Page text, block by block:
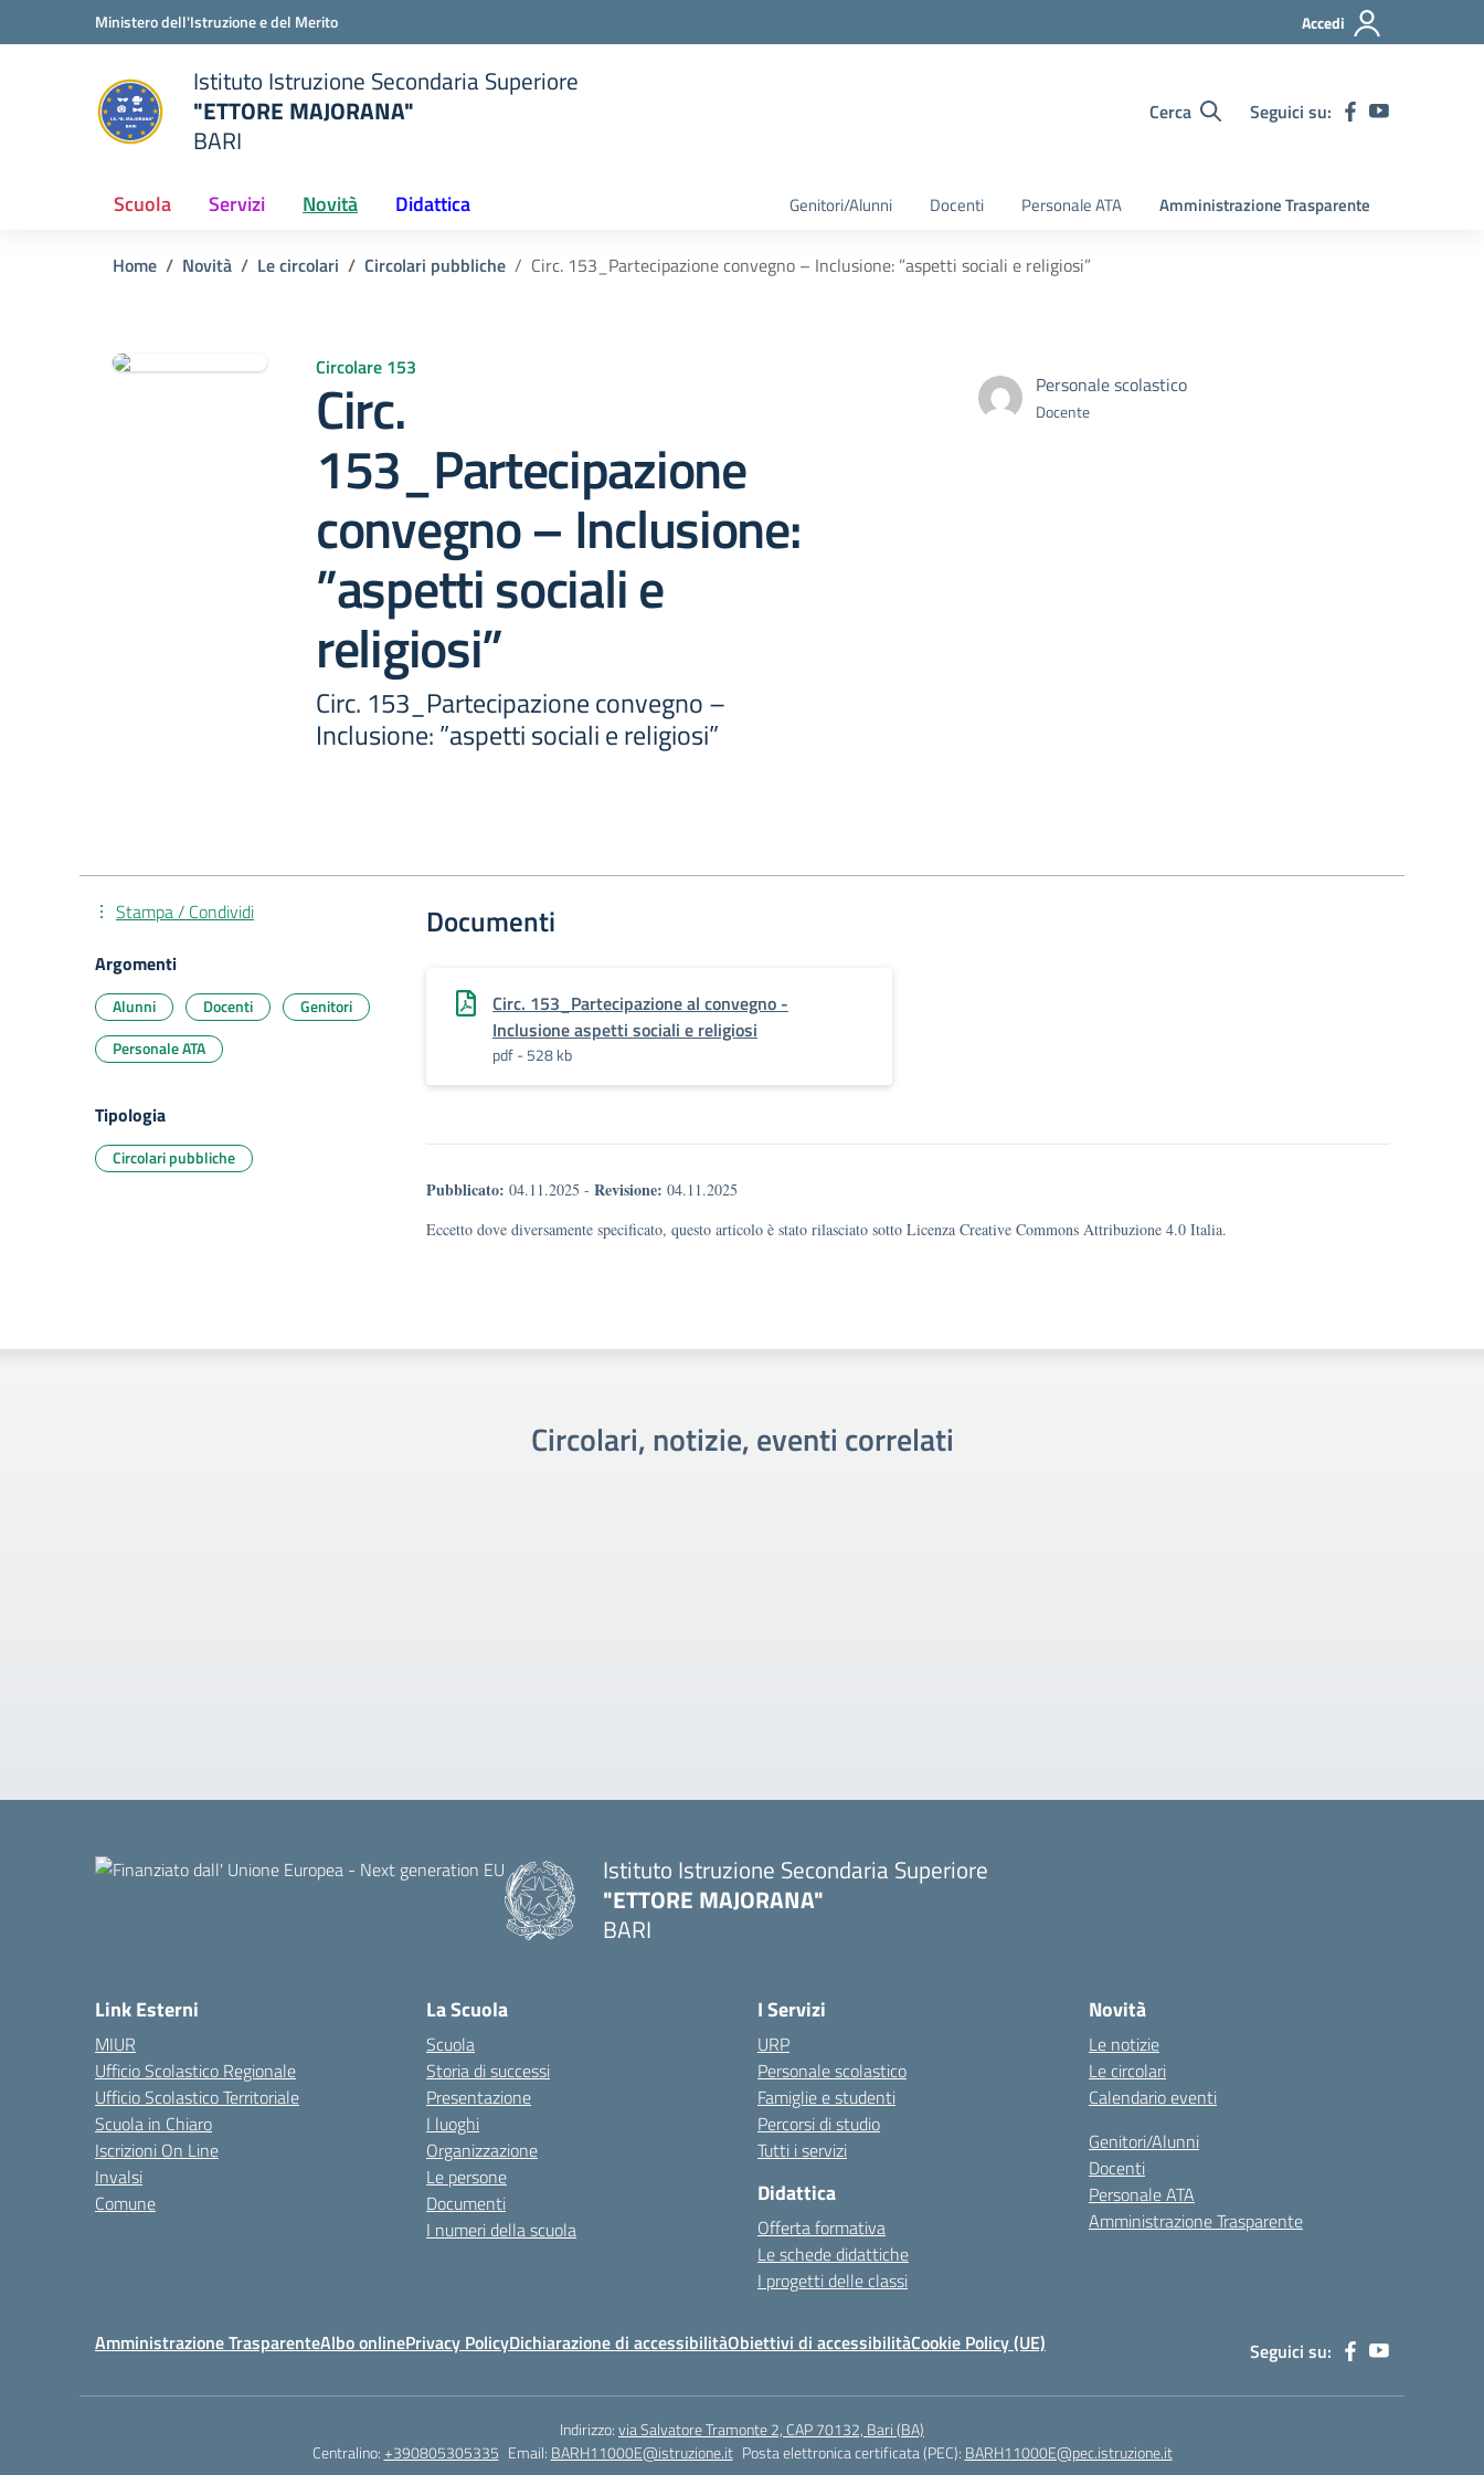
Vai ai contenuti
Vai al menu di navigazioneMinistero dell'Istruzione e del Merito Accedi
scuola
Istituto Istruzione Secondaria Superiore
"ETTORE MAJORANA"
BARI
Cerca Seguici su:
Scuola Servizi Novità Didattica Genitori/Alunni Docenti Personale ATA Amministrazione Trasparente
Home Novità Le circolari Circolari pubbliche Circ. 153_Partecipazione convegno – Inclusione: ”aspetti sociali e religiosi”
Circolare 153
Circ.
153_Partecipazione
convegno – Inclusione:
”aspetti sociali e
religiosi”
Circ. 153_Partecipazione convegno –
Inclusione: ”aspetti sociali e religiosi”
Personale scolastico
Docente
Documenti
Circ. 153_Partecipazione al convegno -
Inclusione aspetti sociali e religiosi
pdf - 528 kb
Pubblicato: 04.11.2025 - Revisione: 04.11.2025
Eccetto dove diversamente specificato, questo articolo è stato rilasciato sotto Licenza Creative Commons Attribuzione 4.0 Italia.
Stampa / Condividi
Argomenti
Alunni Docenti
Genitori
Personale ATA
Tipologia
Circolari pubbliche
Circolari, notizie, eventi correlati
Istituto Istruzione Secondaria Superiore
"ETTORE MAJORANA"
BARI
Link Esterni
MIUR
Ufficio Scolastico Regionale
Ufficio Scolastico Territoriale
Scuola in Chiaro
Iscrizioni On Line
Invalsi
Comune
La Scuola
Scuola
Storia di successi
Presentazione
I luoghi
Organizzazione
Le persone
Documenti
I numeri della scuola
I Servizi
URP
Personale scolastico
Famiglie e studenti
Percorsi di studio
Tutti i servizi
Didattica
Offerta formativa
Le schede didattiche
I progetti delle classi
Novità
Le notizie
Le circolari
Calendario eventi
Genitori/Alunni
Docenti
Personale ATA
Amministrazione Trasparente
Amministrazione TrasparenteAlbo onlinePrivacy PolicyDichiarazione di accessibilitàObiettivi di accessibilitàCookie Policy (UE) Seguici su:
Indirizzo:via Salvatore Tramonte 2, CAP 70132, Bari (BA)
Centralino:+390805305335 Email: BARH11000E@istruzione.it Posta elettronica certificata (PEC): BARH11000E@pec.istruzione.it